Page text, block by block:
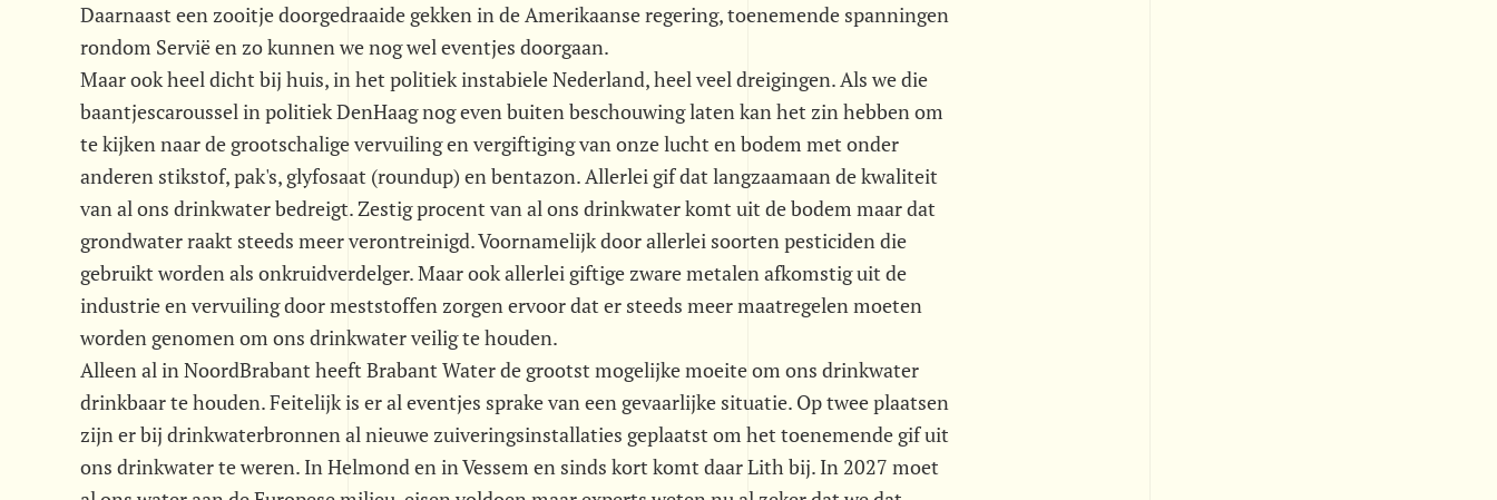
Daarnaast een zooitje doorgedraaide gekken in de Amerikaanse regering, toenemende spanningen
rondom Servië en zo kunnen we nog wel eventjes doorgaan.
Maar ook heel dicht bij huis, in het politiek instabiele Nederland, heel veel dreigingen. Als we die
baantjescaroussel in politiek DenHaag nog even buiten beschouwing laten kan het zin hebben om
te kijken naar de grootschalige vervuiling en vergiftiging van onze lucht en bodem met onder
anderen stikstof, pak's, glyfosaat (roundup) en bentazon. Allerlei gif dat langzaamaan de kwaliteit
van al ons drinkwater bedreigt. Zestig procent van al ons drinkwater komt uit de bodem maar dat
grondwater raakt steeds meer verontreinigd. Voornamelijk door allerlei soorten pesticiden die
gebruikt worden als onkruidverdelger. Maar ook allerlei giftige zware metalen afkomstig uit de
industrie en vervuiling door meststoffen zorgen ervoor dat er steeds meer maatregelen moeten
worden genomen om ons drinkwater veilig te houden.
Alleen al in NoordBrabant heeft Brabant Water de grootst mogelijke moeite om ons drinkwater
drinkbaar te houden. Feitelijk is er al eventjes sprake van een gevaarlijke situatie. Op twee plaatsen
zijn er bij drinkwaterbronnen al nieuwe zuiveringsinstallaties geplaatst om het toenemende gif uit
ons drinkwater te weren. In Helmond en in Vessem en sinds kort komt daar Lith bij. In 2027 moet